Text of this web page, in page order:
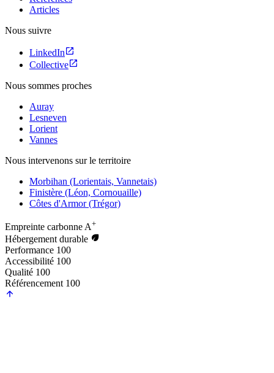
Articles
Nous suivre
LinkedIn
Collective
Nous sommes proches
Auray
Lesneven
Lorient
Vannes
Nous intervenons sur le territoire
Morbihan (Lorientais, Vannetais)
Finistère (Léon, Cornouaille)
Côtes d'Armor (Trégor)
Empreinte carbonne A+
Hébergement durable
Performance 100
Accessibilité 100
Qualité 100
Référencement 100